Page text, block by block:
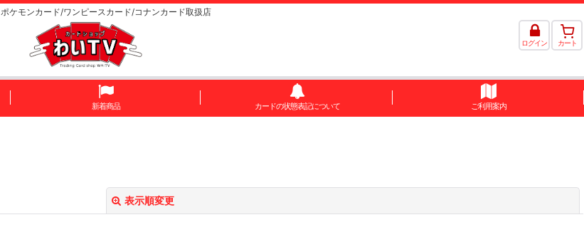
ポケモンカード/ワンピースカード/コナンカード取扱店
ログイン カート
新着商品 カードの状態表記について ご利用案内
表示順変更